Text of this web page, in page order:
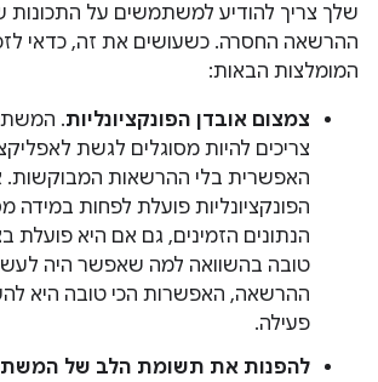
שלך צריך להודיע למשתמשים על התכונות
ההרשאה החסרה. כשעושים את זה, כדאי
המומלצות הבאות:
צמצום אובדן הפונקציונליות.
צריכים להיות מסוגלים לגשת
האפשרית בלי ההרשאות המבוקשות.
הפונקציונליות פועלת לפחות במידה
הנתונים הזמינים, גם אם היא פועלת
טובה בהשוואה למה שאפשר היה
ההרשאה, האפשרות הכי טובה היא
פעילה.
להפנות את תשומת הלב של